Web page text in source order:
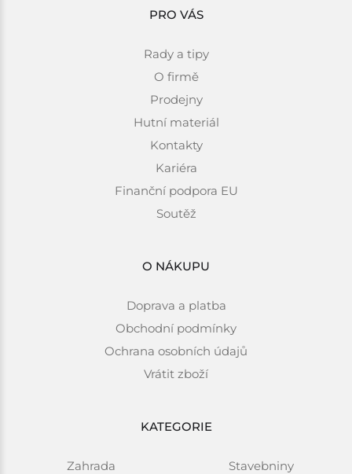
PRO VÁS
Rady a tipy
O firmě
Prodejny
Hutní materiál
Kontakty
Kariéra
Finanční podpora EU
Soutěž
O NÁKUPU
Doprava a platba
Obchodní podmínky
Ochrana osobních údajů
Vrátit zboží
KATEGORIE
Zahrada Stavebniny